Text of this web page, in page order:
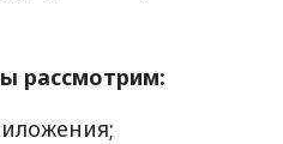
рассмотрим: